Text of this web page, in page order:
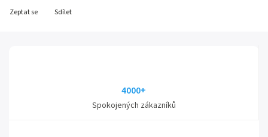
Zeptat se Sdílet
4000+
Spokojených zákazníků